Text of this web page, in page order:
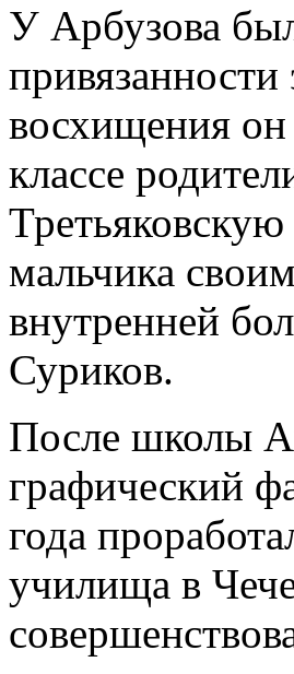
У Арбузова
восхищения он
классе
мальчика
внутренней
Суриков.
После школы
графический
года
училища в